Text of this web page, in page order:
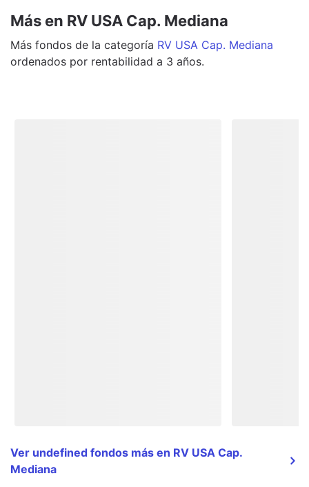
Más en RV USA Cap. Mediana
Más fondos de la categoría RV USA Cap. Mediana
ordenados por rentabilidad a 3 años.
Ver undefined fondos más en RV USA Cap.
Mediana